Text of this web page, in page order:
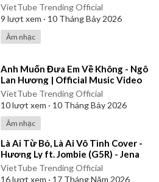
VietTube Trending Official
9 lượt xem · 10 Tháng Bảy 2026
Âm nhạc
⁣Anh Muốn Đưa Em Về Không - Ngô
Lan Hương | Official Music Video
VietTube Trending Official
10lượt xem · 10 Tháng Bảy 2026
Âm nhạc
⁣Là Ai Từ Bỏ, Là Ai Vô Tình Cover -
Hương Ly ft. Jombie (G5R) - Jena
VietTube Trending Official
16lượt xem · 17 Tháng Năm 2026